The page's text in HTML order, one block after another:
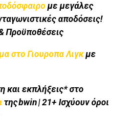
με μεγάλες
αποδόσεις!
Προϋποθέσεις
στo Γιουροπα Λιγκμε
και εκπλήξεις* στο
της bwin | 21+ Ισχύουν όροι